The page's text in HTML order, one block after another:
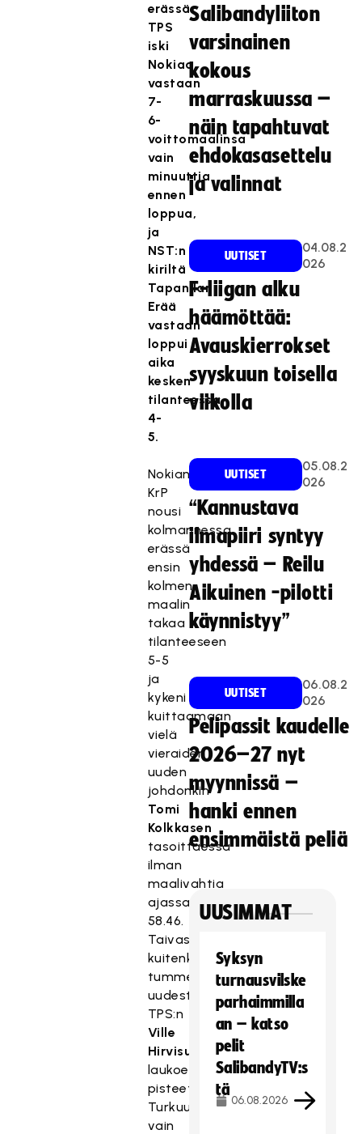
erässä.
TPS
iski
Nokiaa
vastaan
7-
6-
voittomaalinsa
vain
minuuttia
ennen
loppua,
ja
NST:n
kiriltä
Tapanilan
Erää
vastaan
loppui
aika
kesken
tilanteessa
4-
5.
Nokian
KrP
nousi
kolmannessa
erässä
ensin
kolmen
maalin
takaa
tilanteeseen
5-5
ja
kykeni
kuittaamaan
vielä
vieraiden
uuden
johdonkin
Tomi
Kolkkasen
tasoittaessa
ilman
maalivahtia
ajassa
58.46.
Taivas
kuitenkin
tummeni
uudestaan
TPS:n
Ville
Hirvisuon
laukoessa
pisteet
Turkuun
vain
Salibandyliiton
varsinainen
kokous
marraskuussa –
näin tapahtuvat
ehdokasasettelu
ja valinnat
UUTISET
04.08.2
026
F-liigan alku
häämöttää:
Avauskierrokset
syyskuun toisella
viikolla
UUTISET
05.08.2
026
“Kannustava
ilmapiiri syntyy
yhdessä – Reilu
Aikuinen -pilotti
käynnistyy”
UUTISET
06.08.2
026
Pelipassit kaudelle
2026–27 nyt
myynnissä –
hanki ennen
ensimmäistä peliä
UUSIMMAT
Syksyn
turnausvilske
parhaimmilla
an – katso
pelit
SalibandyTV:s
tä
06.08.2026